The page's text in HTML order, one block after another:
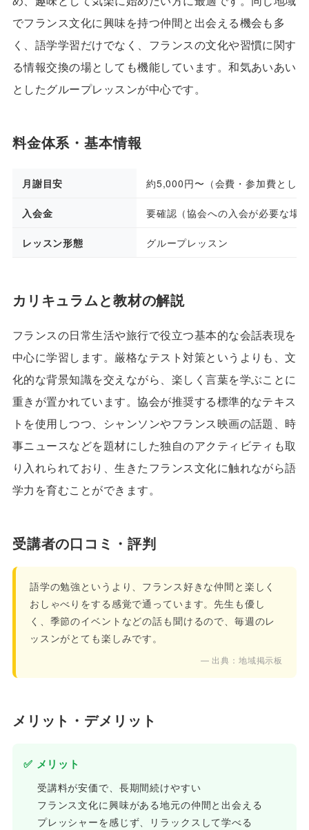
でフランス文化に興味を持つ仲間と出会える機会も多
く、語学学習だけでなく、フランスの文化や習慣に関す
る情報交換の場としても機能しています。和気あいあい
としたグループレッスンが中心です。
料金体系・基本情報
月謝目安 約5,000円〜（会費・参加費とし
入会金 要確認（協会への入会が必要な場
レッスン形態 グループレッスン
カリキュラムと教材の解説
フランスの日常生活や旅行で役立つ基本的な会話表現を
中心に学習します。厳格なテスト対策というよりも、文
化的な背景知識を交えながら、楽しく言葉を学ぶことに
重きが置かれています。協会が推奨する標準的なテキス
トを使用しつつ、シャンソンやフランス映画の話題、時
事ニュースなどを題材にした独自のアクティビティも取
り入れられており、生きたフランス文化に触れながら語
学力を育むことができます。
受講者の口コミ・評判
語学の勉強というより、フランス好きな仲間と楽しく
おしゃべりをする感覚で通っています。先生も優し
く、季節のイベントなどの話も聞けるので、毎週のレ
ッスンがとても楽しみです。
— 出典：地域掲示板
メリット・デメリット
✅ メリット
受講料が安価で、長期間続けやすい
フランス文化に興味がある地元の仲間と出会える
プレッシャーを感じず、リラックスして学べる